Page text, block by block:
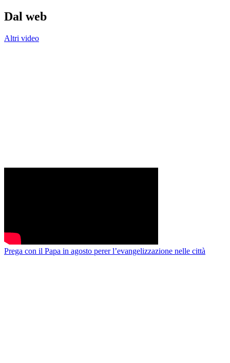
Dal web
Altri video
Prega con il Papa in agosto perer l’evangelizzazione nelle città